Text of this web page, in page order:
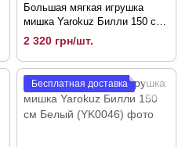
Большая мягкая игрушка
мишка Yarokuz Билли 150 см
Серый (YK0094)
2 320 грн/шт.
Бесплатная доставка